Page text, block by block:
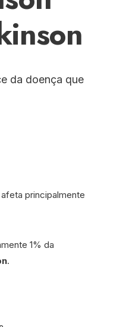
da doença que
principalmente
1% da
.